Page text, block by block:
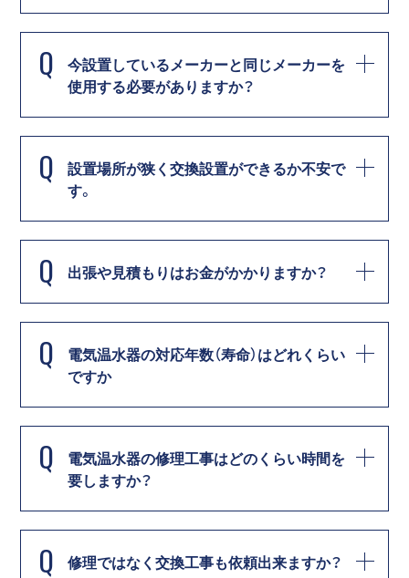
Q
今設置しているメーカーと同じメーカーを
使用する必要がありますか？
Q
設置場所が狭く交換設置ができるか不安で
す。
Q 出張や見積もりはお金がかかりますか？
Q
電気温水器の対応年数（寿命）はどれくらい
ですか
Q
電気温水器の修理工事はどのくらい時間を
要しますか？
Q 修理ではなく交換工事も依頼出来ますか？